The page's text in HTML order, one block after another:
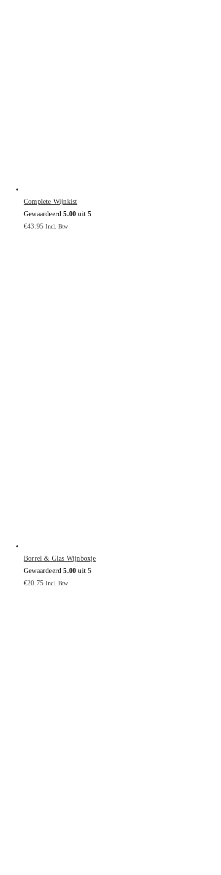
Complete Wijnkist
Gewaardeerd5.00 uit 5
€43.95 Incl. Btw
Borrel & Glas Wijnboxje
Gewaardeerd5.00 uit 5
€20.75 Incl. Btw